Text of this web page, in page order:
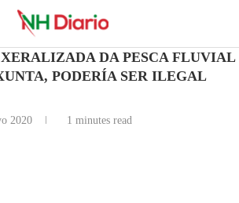
DA PESCA FLUVIAL
PODERÍA SER ILEGAL
2020 1 minutes read